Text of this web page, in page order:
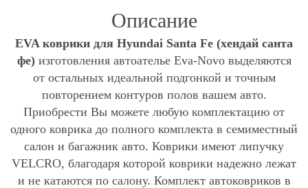
Описание
EVA коврики для Hyundai Santa Fe (хендай санта
фе) изготовления автоателье Eva-Novo выделяются
от остальных идеальной подгонкой и точным
повторением контуров полов вашем авто.
Приобрести Вы можете любую комплектацию от
одного коврика до полного комплекта в семиместный
салон и багажник авто. Коврики имеют липучку
VELCRO, благодаря которой коврики надежно лежат
и не катаются по салону. Комплект автоковриков в